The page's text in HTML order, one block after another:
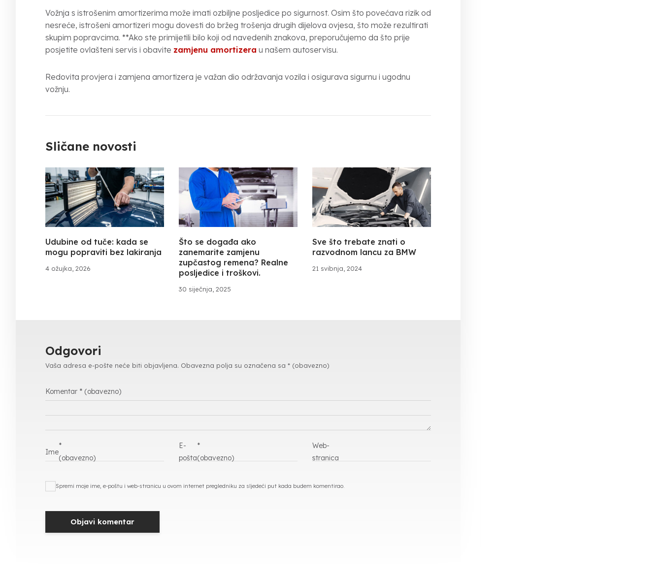
Vožnja s istrošenim amortizerima može imati ozbiljne posljedice po sigurnost. Osim što povećava rizik od
nesreće, istrošeni amortizeri mogu dovesti do bržeg trošenja drugih dijelova ovjesa, što može rezultirati
skupim popravcima. **Ako ste primijetili bilo koji od navedenih znakova, preporučujemo da što prije
posjetite ovlašteni servis i obavite zamjenu amortizera u našem autoservisu.
Redovita provjera i zamjena amortizera je važan dio održavanja vozila i osigurava sigurnu i ugodnu
vožnju.
Sličane novosti
4 ožujka, 2026
Udubine od tuče: kada se
mogu popraviti bez lakiranja
30 siječnja, 2025
Što se događa ako
zanemarite zamjenu
zupčastog remena? Realne
posljedice i troškovi.
21 svibnja, 2024
Sve što trebate znati o
razvodnom lancu za BMW
Odgovori
Vaša adresa e-pošte neće biti objavljena. Obavezna polja su označena sa * (obavezno)
Komentar * (obavezno)
Ime
*
(obavezno)
E-
pošta
*
(obavezno)
Web-
stranica
Spremi moje ime, e-poštu i web-stranicu u ovom internet pregledniku za sljedeći put kada budem komentirao.